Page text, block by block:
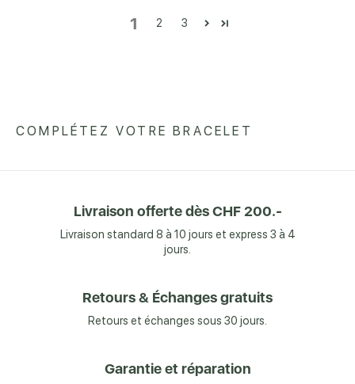
1 2 3
COMPLÉTEZ VOTRE BRACELET
Livraison offerte dès CHF 200.-
Livraison standard 8 à 10 jours et express 3 à 4
jours.
Retours & Échanges gratuits
Retours et échanges sous 30 jours.
Garantie et réparation